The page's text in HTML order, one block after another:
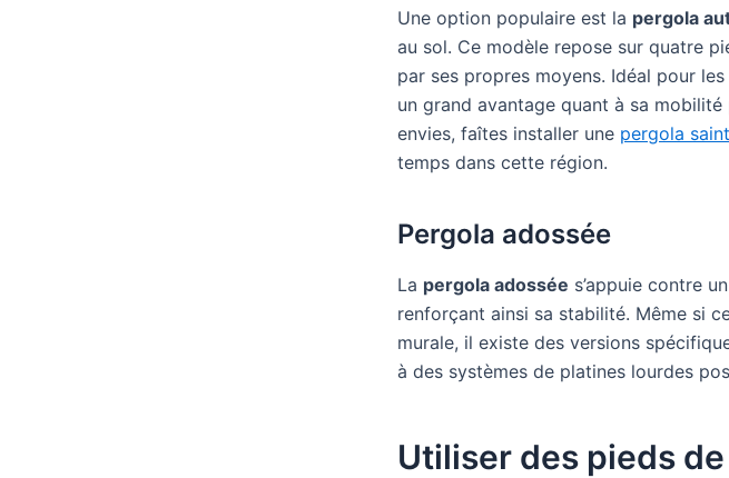
Une option populaire est la pergola
au sol. Ce modèle repose sur quatre
par ses propres moyens. Idéal pour
un grand avantage quant à sa
envies, faîtes installer une pergola
temps dans cette région.
Pergola adossée
La pergola adossée s’appuie contre
renforçant ainsi sa stabilité. Même si
murale, il existe des versions
à des systèmes de platines lourdes
Utiliser des pieds